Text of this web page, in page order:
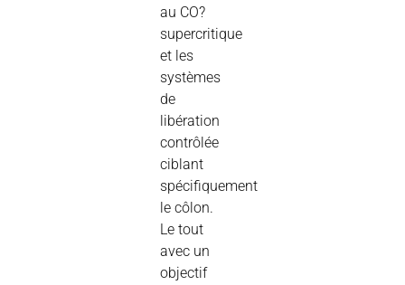
au CO?
supercritique
et les
systèmes
de
libération
contrôlée
ciblant
spécifiquement
le côlon.
Le tout
avec un
objectif